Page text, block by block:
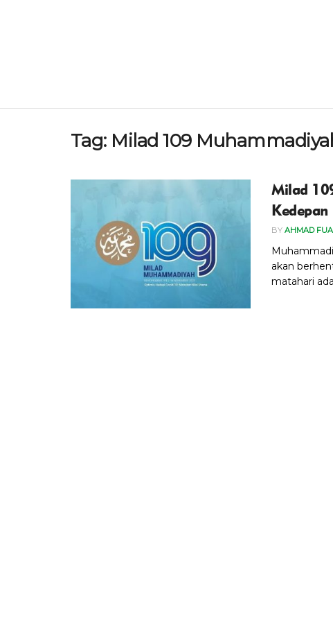
Tag: Milad 109
Milad
Kedepan
BY AHMAD
akan
matahari